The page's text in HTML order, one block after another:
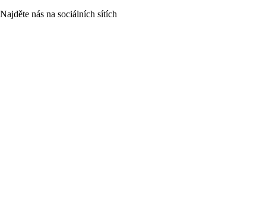
Najděte nás na sociálních sítích